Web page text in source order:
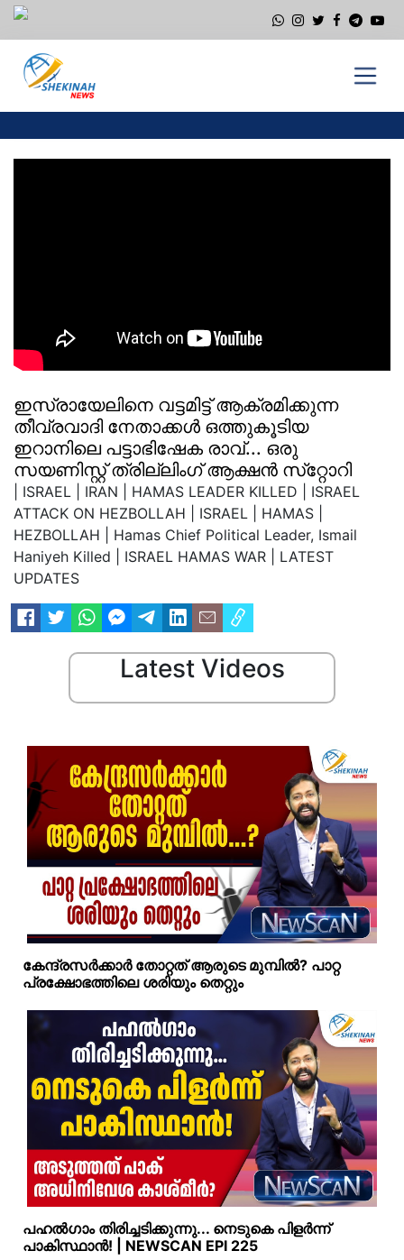
ഇസ്രായേലിനെ വട്ടമിട്ട് ആക്രമിക്കുന്ന
തീവ്രവാദി നേതാക്കള്‍ ഒത്തുകൂടിയ
ഇറാനിലെ പട്ടാഭിഷേക രാവ്... ഒരു
സയണിസ്റ്റ് ത്രില്ലിംഗ് ആക്ഷന്‍ സ്‌റ്റോറി
| ISRAEL | IRAN | HAMAS LEADER KILLED | ISRAEL
ATTACK ON HEZBOLLAH | ISRAEL | HAMAS |
HEZBOLLAH | Hamas Chief Political Leader, Ismail
Haniyeh Killed | ISRAEL HAMAS WAR | LATEST
UPDATES
Latest Videos
കേന്ദ്രസര്‍ക്കാര്‍ തോറ്റത് ആരുടെ മുമ്പില്‍? പാറ്റ
പ്രക്ഷോഭത്തിലെ ശരിയും തെറ്റും
പഹൽഗാം തിരിച്ചടിക്കുന്നു... നെടുകെ പിളർന്ന്
പാകിസ്ഥാൻ! | NEWSCAN EPI 225